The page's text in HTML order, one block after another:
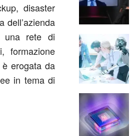
disaster
dell’azienda
una rete di
formazione
erogata da
in tema di